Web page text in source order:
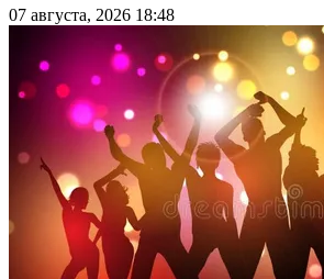
07 августа, 2026 18:48